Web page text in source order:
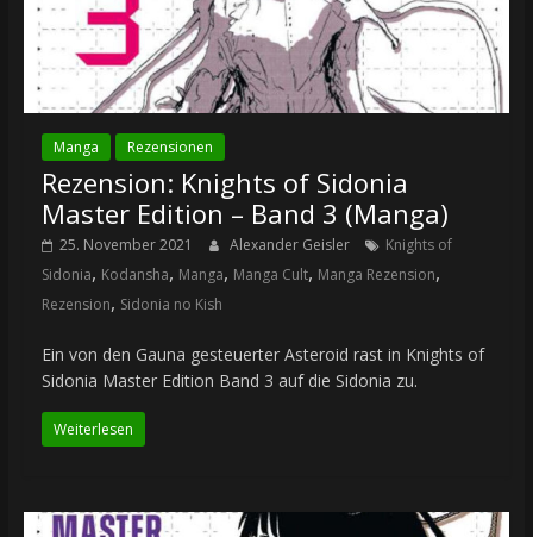
Manga Rezensionen
Rezension: Knights of Sidonia
Master Edition – Band 3 (Manga)
25. November 2021 Alexander Geisler
Knights of
Sidonia, Kodansha, Manga, Manga Cult, Manga Rezension,
Rezension, Sidonia no Kish
Ein von den Gauna gesteuerter Asteroid rast in Knights of
Sidonia Master Edition Band 3 auf die Sidonia zu.
Weiterlesen